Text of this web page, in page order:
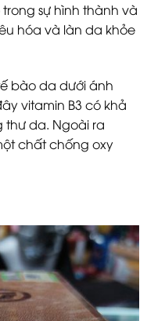
sự hình thành và
hóa và làn da khỏe
bào da dưới ánh
vitamin B3 có khả
thư da. Ngoài ra
chất chống oxy